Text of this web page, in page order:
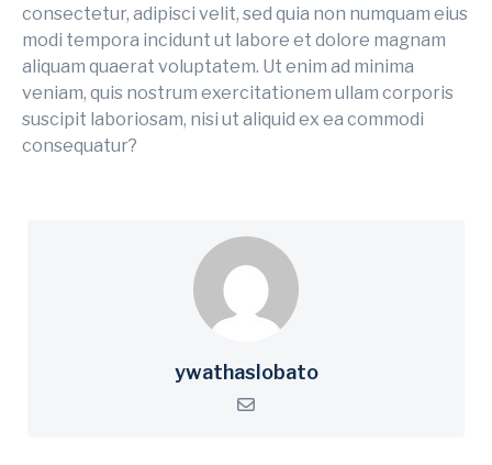
consectetur, adipisci velit, sed quia non numquam eius
modi tempora incidunt ut labore et dolore magnam
aliquam quaerat voluptatem. Ut enim ad minima
veniam, quis nostrum exercitationem ullam corporis
suscipit laboriosam, nisi ut aliquid ex ea commodi
consequatur?
ywathaslobato